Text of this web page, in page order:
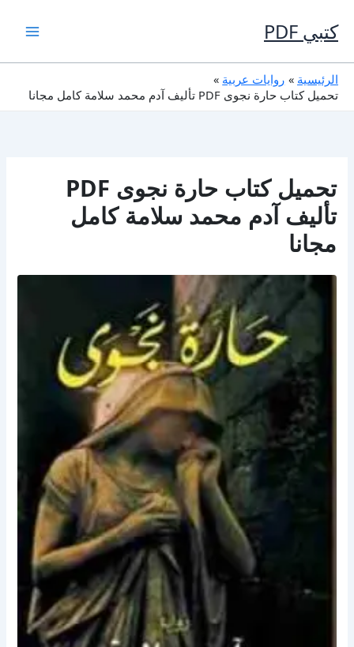
إلى
المحتوى
كتبي PDF
الرئيسية
روايات عربية
تحميل كتاب حارة نجوى PDF تأليف آدم محمد سلامة كامل مجانا
تحميل كتاب حارة نجوى PDF
تأليف آدم محمد سلامة كامل
مجانا